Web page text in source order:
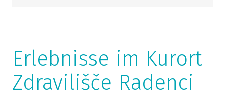
Erlebnisse im Kurort
Zdravilišče Radenci